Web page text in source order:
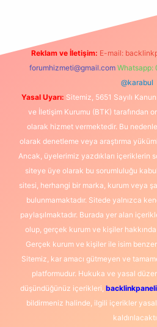
Reklam ve İletişim: E-mail:
forumhizmeti@gmail.com Whatsapp:
@karabul
Yasal Uyarı: Sitemiz, 5651 Sayılı
ve İletişim Kurumu (BTK) tarafından
olarak hizmet vermektedir. Bu
olarak denetleme veya araştırma
Ancak, üyelerimiz yazdıkları içeriklerin
siteye üye olarak bu sorumluluğu
sitesi, herhangi bir marka, kurum veya
bulunmamaktadır. Sitede yalnızca
paylaşılmaktadır. Burada yer alan
olup, gerçek kurum ve kişiler hakkında
Gerçek kurum ve kişiler ile isim
Sitemiz, kar amacı gütmeyen ve
platformudur. Hukuka ve yasal
düşündüğünüz içerikleri,
bildirmeniz halinde, ilgili içerikler